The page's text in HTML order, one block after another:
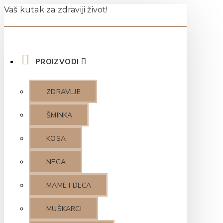
Vaš kutak za zdraviji život!
PROIZVODI
ZDRAVLJE
ŠMINKA
KOSA
NEGA
MAME I DECA
MUŠKARCI